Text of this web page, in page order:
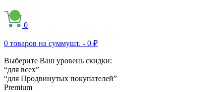
0
0 товаров на суммушт. - 0 ₽
Выберите Ваш уровень скидки:
“для всех”
“для Продвинутых покупателей”
Premium